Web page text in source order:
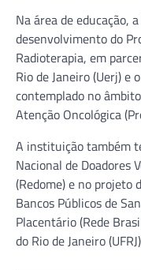
Na área de educação,
desenvolvimento do
Radioterapia, em
Rio de Janeiro (Uerj) e
contemplado no
Atenção Oncológica
A instituição também
Nacional de Doadores
(Redome) e no projeto
Bancos Públicos de
Placentário (Rede
do Rio de Janeiro